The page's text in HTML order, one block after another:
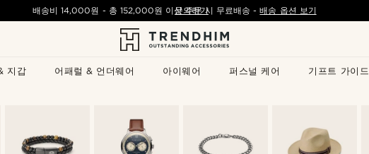
지갑 어패럴 & 언더웨어 아이웨어 퍼스널 케어 기프트 가이드
배송비14,000원 - 총 152,000원 이상 주문 시 무료배송- 배송 옵션 보기
문의하기